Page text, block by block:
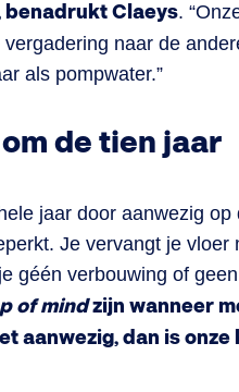
benadrukt Claeys.
naar de
als pompwater.”
de tien jaar
jaar door aanwezig
Je vervangt je vloer
géén verbouwing of
of mindzijn wanneer
aanwezig, dan is